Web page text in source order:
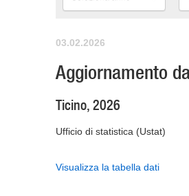
03.02.2026
Aggiornamento
Ticino, 2026
Ufficio di statistica (Ustat)
Visualizza la tabella dati